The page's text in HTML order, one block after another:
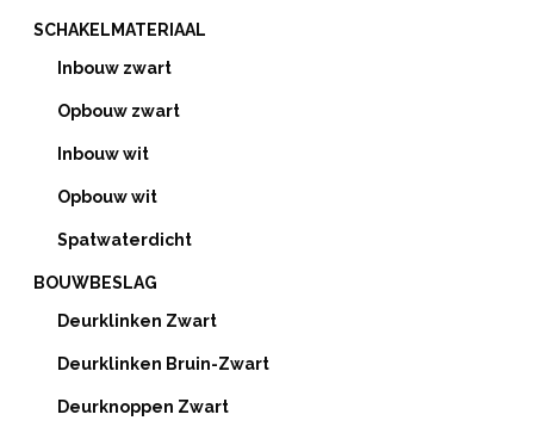
SCHAKELMATERIAAL
Inbouw zwart
Opbouw zwart
Inbouw wit
Opbouw wit
Spatwaterdicht
BOUWBESLAG
Deurklinken Zwart
Deurklinken Bruin-Zwart
Deurknoppen Zwart